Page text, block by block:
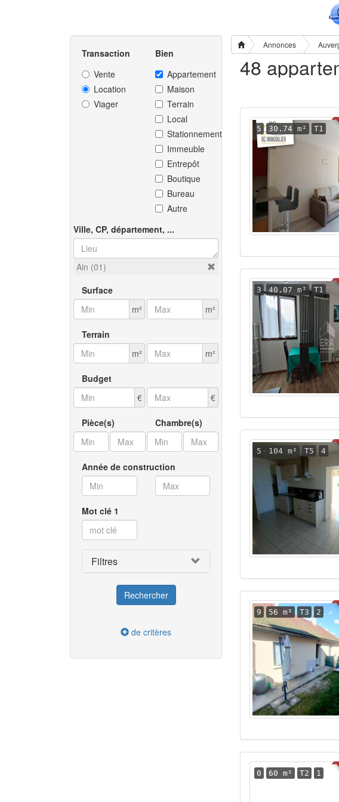
Annonces
Transaction
Vente
Location
Viager
Bien
Appartement
Maison
Terrain
Local
Stationnement
Immeuble
Entrepôt
Boutique
Bureau
Autre
Ville, CP, département, ...
Ain (01)
Surface
m²
m²
Terrain
m²
m²
Budget
€
€
Pièce(s) Chambre(s)
Année de construction
Mot clé 1
Filtres
de critères
5 30.74 m² T1
3 40.07 m² T1
5 104 m² T5 4
9 56 m² T3 2
0 60 m² T2 1